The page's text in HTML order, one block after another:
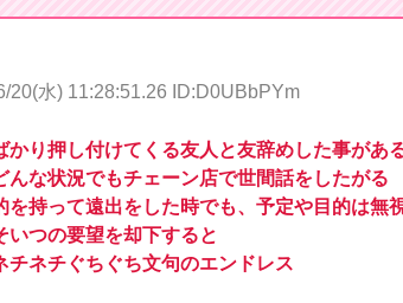
20(水) 11:28:51.26 ID:D0UBbPYm
かり押し付けてくる友人と友辞めした事があ
んな状況でもチェーン店で世間話をしたがる
を持って遠出をした時でも、予定や目的は無
いつの要望を却下すると
チネチぐちぐち文句のエンドレス